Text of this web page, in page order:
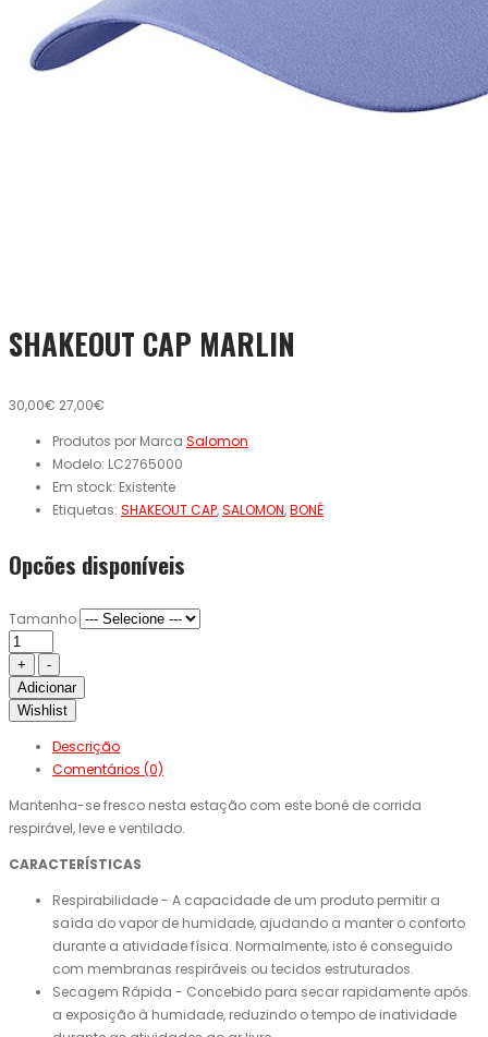
SHAKEOUT CAP MARLIN
30,00€ 27,00€
Produtos por Marca Salomon
Modelo: LC2765000
Em stock: Existente
Etiquetas: SHAKEOUT CAP,SALOMON,BONÉ
Opcões disponíveis
Tamanho
Adicionar
Wishlist
Descrição
Comentários (0)
Mantenha-se fresco nesta estação com este boné de corrida
respirável, leve e ventilado.
CARACTERÍSTICAS
Respirabilidade - A capacidade de um produto permitir a
saída do vapor de humidade, ajudando a manter o conforto
durante a atividade física. Normalmente, isto é conseguido
com membranas respiráveis ​​ou tecidos estruturados.
Secagem Rápida - Concebido para secar rapidamente após
a exposição à humidade, reduzindo o tempo de inatividade